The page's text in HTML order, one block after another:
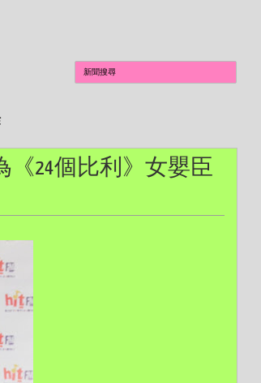
《24個比利》女嬰臣